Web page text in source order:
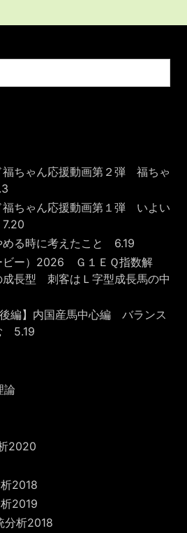
ちゃん応援動画第２弾 福ちゃ
ちゃん応援動画第１弾 いよい
る時に考えたこと 6.19
ー）2026 Ｇ１ＥＱ指数解
長型 刺客はＬ字型成長馬の中
編】内国産馬中心編 バランス
5.19
論
2020
2018
2019
分析2018